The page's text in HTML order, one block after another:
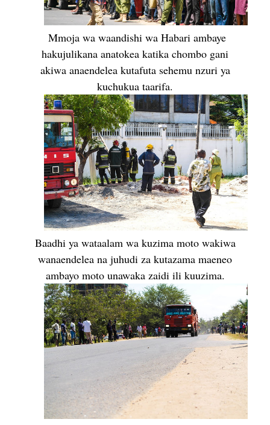
Mmoja wa waandishi wa Habari ambaye
hakujulikana anatokea katika chombo gani
akiwa anaendelea kutafuta sehemu nzuri ya
kuchukua taarifa.
Baadhi ya wataalam wa kuzima moto wakiwa
wanaendelea na juhudi za kutazama maeneo
ambayo moto unawaka zaidi ili kuuzima.